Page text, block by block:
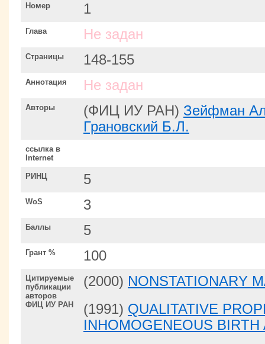
Номер 1
Глава Не задан
Страницы 148-155
Аннотация Не задан
Авторы (ФИЦ ИУ РАН) Зейфман
Грановский Б.Л.
ссылка в
Internet
РИНЦ 5
WoS 3
Баллы 5
Грант % 100
Цитируемые
публикации
авторов
ФИЦ ИУ РАН
(2000) NONSTATIONARY
(1991) QUALITATIVE
INHOMOGENEOUS